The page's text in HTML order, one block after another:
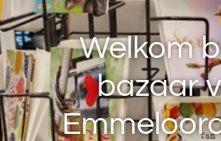
Welkom
bazaar